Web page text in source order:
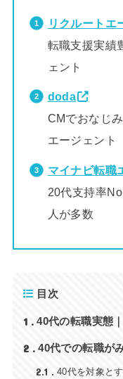
リクルートエ
転職支援実績
ェント
doda
CMでおなじ
エージェント
マイナビ転職
20代支持率
人が多数
目次
1 40代の転職実態
2 40代での転職が
2.1 40代を対象と